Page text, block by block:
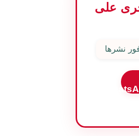
على
نشرها